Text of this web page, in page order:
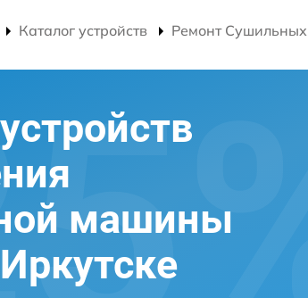
Каталог устройств Ремонт
машины